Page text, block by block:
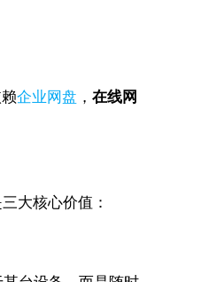
企业网盘 ，在线网
大核心价值：